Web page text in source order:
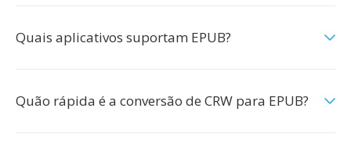
Quais aplicativos suportam EPUB?
Quão rápida é a conversão de CRW para EPUB?